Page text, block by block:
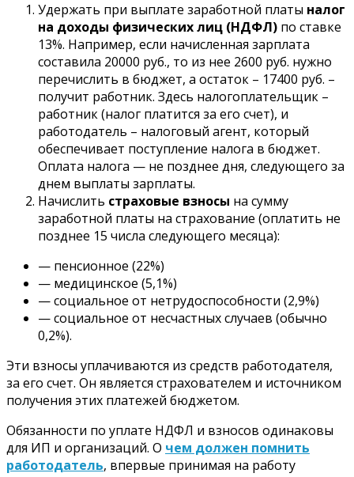
Удержать при выплате заработной платы налог
на доходы физических лиц (НДФЛ) по ставке
13%. Например, если начисленная зарплата
составила 20000 руб., то из нее 2600 руб. нужно
перечислить в бюджет, а остаток – 17400 руб. –
получит работник. Здесь налогоплательщик –
работник (налог платится за его счет), и
работодатель – налоговый агент, который
обеспечивает поступление налога в бюджет.
Оплата налога — не позднее дня, следующего за
днем выплаты зарплаты.
Начислить страховые взносы на сумму
заработной платы на страхование (оплатить не
позднее 15 числа следующего месяца):
— пенсионное (22%)
— медицинское (5,1%)
— социальное от нетрудоспособности (2,9%)
— социальное от несчастных случаев (обычно
0,2%).
Эти взносы уплачиваются из средств работодателя,
за его счет. Он является страхователем и источником
получения этих платежей бюджетом.
Обязанности по уплате НДФЛ и взносов одинаковы
для ИП и организаций. О чем должен помнить
работодатель, впервые принимая на работу